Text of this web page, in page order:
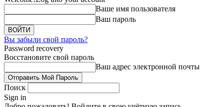
Ваше имя пользователя
Ваш пароль
Вы забыли свой пароль?
Password recovery
Восстановите свой пароль
Ваш адрес электронной почты
Поиск
Sign in